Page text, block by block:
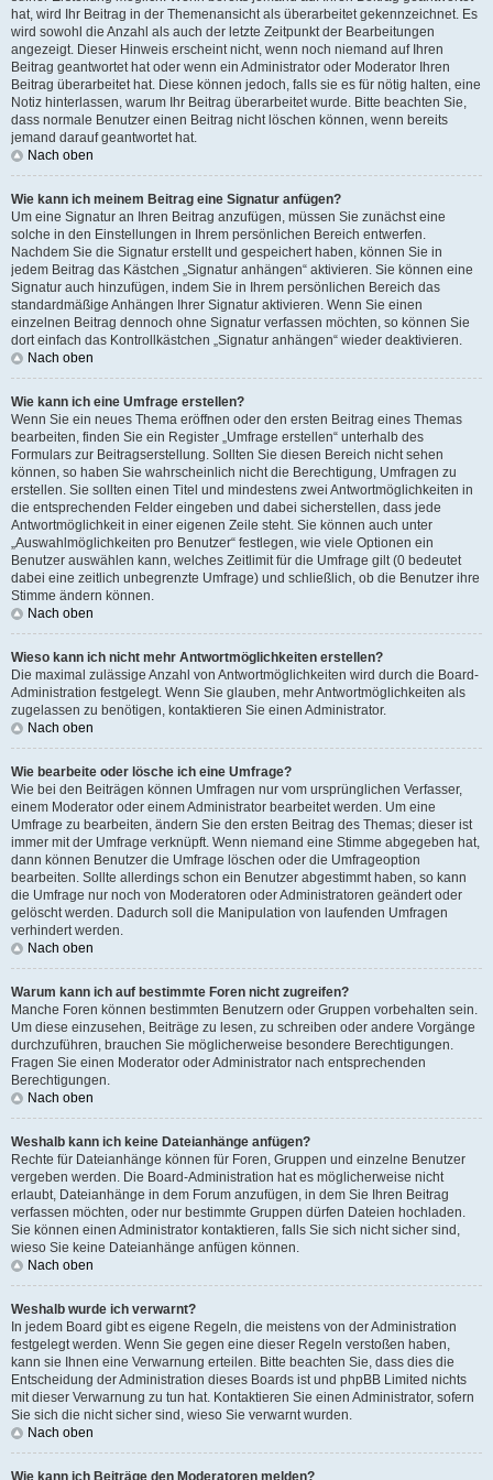
hat, wird Ihr Beitrag in der Themenansicht als überarbeitet gekennzeichnet. Es
wird sowohl die Anzahl als auch der letzte Zeitpunkt der Bearbeitungen
angezeigt. Dieser Hinweis erscheint nicht, wenn noch niemand auf Ihren
Beitrag geantwortet hat oder wenn ein Administrator oder Moderator Ihren
Beitrag überarbeitet hat. Diese können jedoch, falls sie es für nötig halten, eine
Notiz hinterlassen, warum Ihr Beitrag überarbeitet wurde. Bitte beachten Sie,
dass normale Benutzer einen Beitrag nicht löschen können, wenn bereits
jemand darauf geantwortet hat.
Nach oben
Wie kann ich meinem Beitrag eine Signatur anfügen?
Um eine Signatur an Ihren Beitrag anzufügen, müssen Sie zunächst eine
solche in den Einstellungen in Ihrem persönlichen Bereich entwerfen.
Nachdem Sie die Signatur erstellt und gespeichert haben, können Sie in
jedem Beitrag das Kästchen „Signatur anhängen“ aktivieren. Sie können eine
Signatur auch hinzufügen, indem Sie in Ihrem persönlichen Bereich das
standardmäßige Anhängen Ihrer Signatur aktivieren. Wenn Sie einen
einzelnen Beitrag dennoch ohne Signatur verfassen möchten, so können Sie
dort einfach das Kontrollkästchen „Signatur anhängen“ wieder deaktivieren.
Nach oben
Wie kann ich eine Umfrage erstellen?
Wenn Sie ein neues Thema eröffnen oder den ersten Beitrag eines Themas
bearbeiten, finden Sie ein Register „Umfrage erstellen“ unterhalb des
Formulars zur Beitragserstellung. Sollten Sie diesen Bereich nicht sehen
können, so haben Sie wahrscheinlich nicht die Berechtigung, Umfragen zu
erstellen. Sie sollten einen Titel und mindestens zwei Antwortmöglichkeiten in
die entsprechenden Felder eingeben und dabei sicherstellen, dass jede
Antwortmöglichkeit in einer eigenen Zeile steht. Sie können auch unter
„Auswahlmöglichkeiten pro Benutzer“ festlegen, wie viele Optionen ein
Benutzer auswählen kann, welches Zeitlimit für die Umfrage gilt (0 bedeutet
dabei eine zeitlich unbegrenzte Umfrage) und schließlich, ob die Benutzer ihre
Stimme ändern können.
Nach oben
Wieso kann ich nicht mehr Antwortmöglichkeiten erstellen?
Die maximal zulässige Anzahl von Antwortmöglichkeiten wird durch die Board-
Administration festgelegt. Wenn Sie glauben, mehr Antwortmöglichkeiten als
zugelassen zu benötigen, kontaktieren Sie einen Administrator.
Nach oben
Wie bearbeite oder lösche ich eine Umfrage?
Wie bei den Beiträgen können Umfragen nur vom ursprünglichen Verfasser,
einem Moderator oder einem Administrator bearbeitet werden. Um eine
Umfrage zu bearbeiten, ändern Sie den ersten Beitrag des Themas; dieser ist
immer mit der Umfrage verknüpft. Wenn niemand eine Stimme abgegeben hat,
dann können Benutzer die Umfrage löschen oder die Umfrageoption
bearbeiten. Sollte allerdings schon ein Benutzer abgestimmt haben, so kann
die Umfrage nur noch von Moderatoren oder Administratoren geändert oder
gelöscht werden. Dadurch soll die Manipulation von laufenden Umfragen
verhindert werden.
Nach oben
Warum kann ich auf bestimmte Foren nicht zugreifen?
Manche Foren können bestimmten Benutzern oder Gruppen vorbehalten sein.
Um diese einzusehen, Beiträge zu lesen, zu schreiben oder andere Vorgänge
durchzuführen, brauchen Sie möglicherweise besondere Berechtigungen.
Fragen Sie einen Moderator oder Administrator nach entsprechenden
Berechtigungen.
Nach oben
Weshalb kann ich keine Dateianhänge anfügen?
Rechte für Dateianhänge können für Foren, Gruppen und einzelne Benutzer
vergeben werden. Die Board-Administration hat es möglicherweise nicht
erlaubt, Dateianhänge in dem Forum anzufügen, in dem Sie Ihren Beitrag
verfassen möchten, oder nur bestimmte Gruppen dürfen Dateien hochladen.
Sie können einen Administrator kontaktieren, falls Sie sich nicht sicher sind,
wieso Sie keine Dateianhänge anfügen können.
Nach oben
Weshalb wurde ich verwarnt?
In jedem Board gibt es eigene Regeln, die meistens von der Administration
festgelegt werden. Wenn Sie gegen eine dieser Regeln verstoßen haben,
kann sie Ihnen eine Verwarnung erteilen. Bitte beachten Sie, dass dies die
Entscheidung der Administration dieses Boards ist und phpBB Limited nichts
mit dieser Verwarnung zu tun hat. Kontaktieren Sie einen Administrator, sofern
Sie sich die nicht sicher sind, wieso Sie verwarnt wurden.
Nach oben
Wie kann ich Beiträge den Moderatoren melden?